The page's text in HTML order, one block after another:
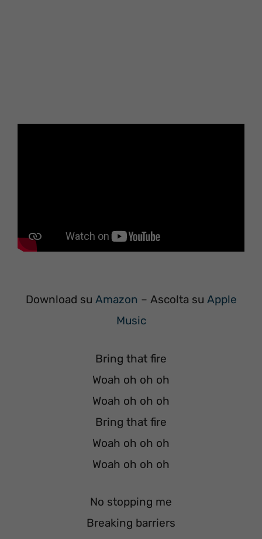
Download su Amazon – Ascolta su Apple
Music
Bring that fire
Woah oh oh oh
Woah oh oh oh
Bring that fire
Woah oh oh oh
Woah oh oh oh
No stopping me
Breaking barriers